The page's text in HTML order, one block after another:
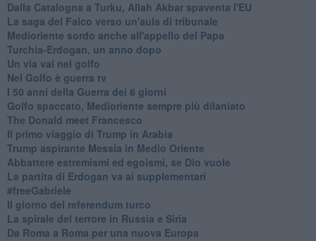
Dalla Catalogna a Turku, Allah Akbar spaventa l'EU
La saga del Falco verso un'aula di tribunale
Medioriente sordo anche all'appello del Papa
Turchia-Erdogan, un anno dopo
Un via vai nel golfo
Nel Golfo è guerra tv
I 50 anni della Guerra dei 6 giorni
Golfo spaccato, Medioriente sempre più dilaniato
The Donald meet Francesco
Il primo viaggio di Trump in Arabia
Trump aspirante Messia in Medio Oriente
Abbattere estremismi ed egoismi, se Dio vuole
La partita di Erdogan va ai supplementari
#freeGabriele
Il giorno del referendum turco
La spirale del terrore in Russia e Siria
Da Roma a Roma per una nuova Europa